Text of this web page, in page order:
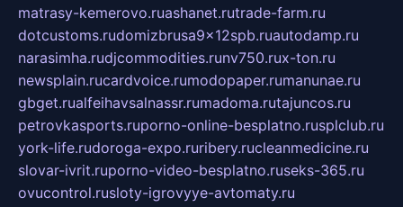
matrasy-kemerovo.ruashanet.rutrade-farm.ru
dotcustoms.rudomizbrusa9x12spb.ruautodamp.ru
narasimha.rudjcommodities.runv750.rux-ton.ru
newsplain.rucardvoice.rumodopaper.rumanunae.ru
gbget.rualfeihavsalnassr.rumadoma.rutajuncos.ru
petrovkasports.ruporno-online-besplatno.rusplclub.ru
york-life.rudoroga-expo.ruribery.rucleanmedicine.ru
slovar-ivrit.ruporno-video-besplatno.ruseks-365.ru
ovucontrol.rusloty-igrovyye-avtomaty.ru